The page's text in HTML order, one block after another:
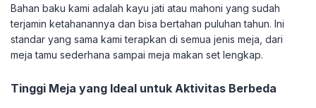
Bahan baku kami adalah kayu jati atau mahoni yang sudah
terjamin ketahanannya dan bisa bertahan puluhan tahun. Ini
standar yang sama kami terapkan di semua jenis meja, dari
meja tamu sederhana sampai meja makan set lengkap.
Tinggi Meja yang Ideal untuk Aktivitas Berbeda